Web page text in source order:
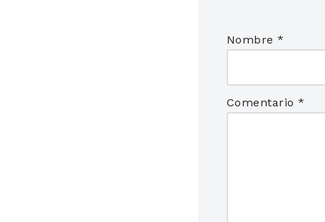
Nombre *
Comentario *